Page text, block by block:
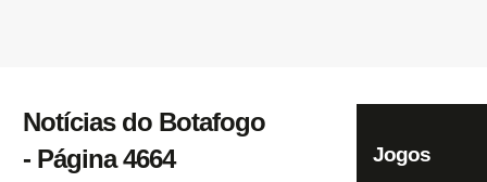
Notícias do Botafogo
- Página 4664
Jogos